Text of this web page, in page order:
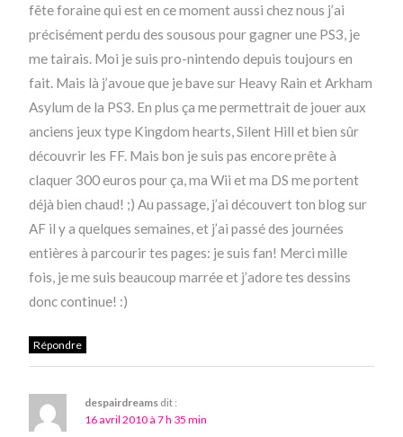
fête foraine qui est en ce moment aussi chez nous j’ai
précisément perdu des sousous pour gagner une PS3, je
me tairais. Moi je suis pro-nintendo depuis toujours en
fait. Mais là j’avoue que je bave sur Heavy Rain et Arkham
Asylum de la PS3. En plus ça me permettrait de jouer aux
anciens jeux type Kingdom hearts, Silent Hill et bien sûr
découvrir les FF. Mais bon je suis pas encore prête à
claquer 300 euros pour ça, ma Wii et ma DS me portent
déjà bien chaud! ;) Au passage, j’ai découvert ton blog sur
AF il y a quelques semaines, et j’ai passé des journées
entières à parcourir tes pages: je suis fan! Merci mille
fois, je me suis beaucoup marrée et j’adore tes dessins
donc continue! :)
Répondre
despairdreams dit :
16 avril 2010 à 7 h 35 min